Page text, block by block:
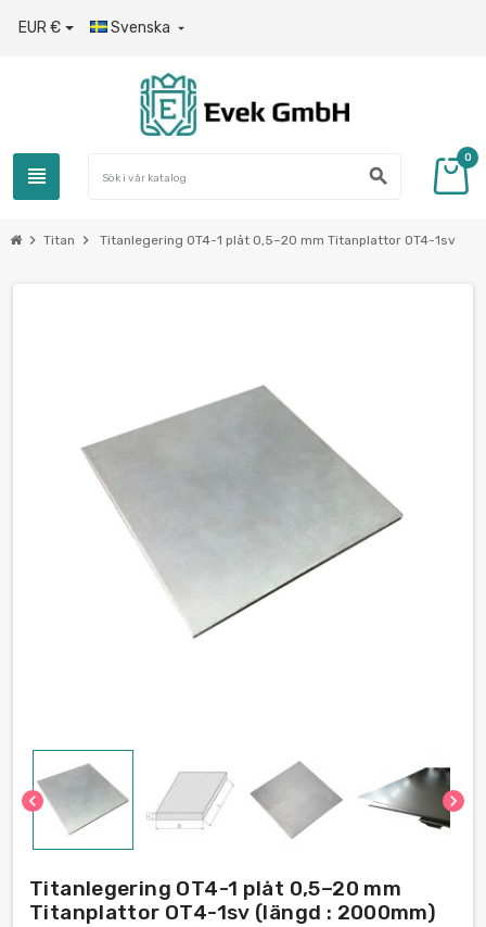
EUR € Svenska 
view_headline search
0
chevron_right Titan chevron_right Titanlegering OT4-1 plåt 0,5–20 mm Titanplattor OT4-1sv
chevron_left chevron_right
Titanlegering OT4-1 plåt 0,5–20 mm
Titanplattor OT4-1sv (längd : 2000mm)